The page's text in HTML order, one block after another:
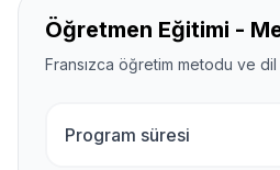
Öğretmen Eğitimi -
Fransızca öğretim metodu ve dil
Program süresi